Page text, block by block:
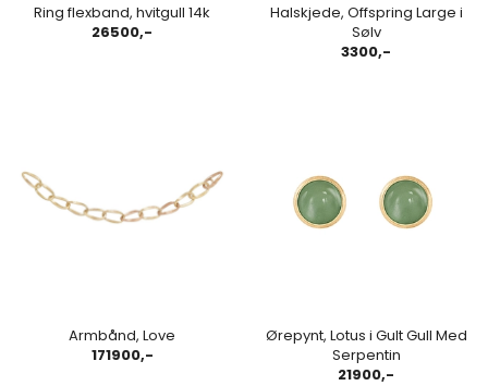
Ring flexband, hvitgull 14k
26500,-
Halskjede, Offspring Large i
Sølv
3300,-
Armbånd, Love
171900,-
Ørepynt, Lotus i Gult Gull Med
Serpentin
21900,-